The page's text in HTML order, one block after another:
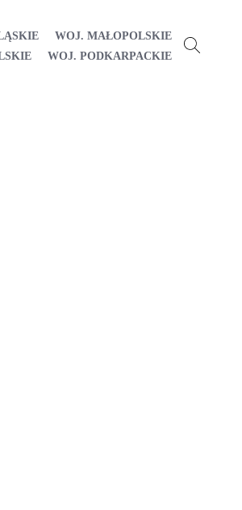
WOJ. MAŁOPOLSKIE
WOJ. PODKARPACKIE